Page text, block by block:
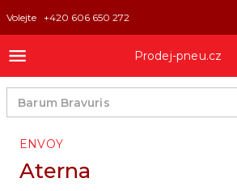
Volejte +420 606 650 272
Prodej-pneu.cz
ENVOY
Aterna